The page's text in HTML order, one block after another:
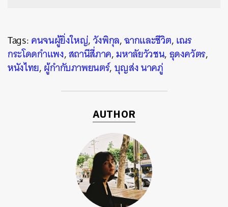
Tags:คนจนผู้ยิ่งใหญ่,วังพิกุล,ฉากและชีวิต,เณร
กระโดดกำแพง,สถานีสี่ภาค,มหาลัยวัวชน,ธุดงควัตร,
หนังไทย,ผู้กำกับภาพยนตร์,บุญส่ง นาคภู่
AUTHOR